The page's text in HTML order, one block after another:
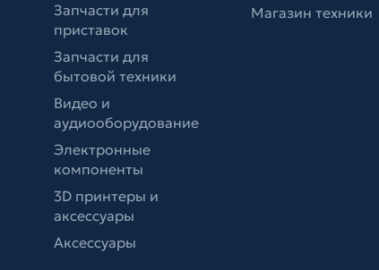
Запчасти для
приставок
Запчасти для
бытовой техники
Видео и
аудиооборудование
Электронные
компоненты
3D принтеры и
аксессуары
Аксессуары
Магазин техники